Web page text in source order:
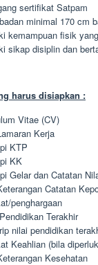
sertifikat Satpam
minimal 170 cm
kemampuan fisik
sikap disiplin dan
harus disiapkan :
Vitae (CV)
Kerja
KTP
KK
Gelar dan Catatan
Catatan
penghargaan
Terakhir
nilai pendidikan
Keahlian (bila
Kesehatan